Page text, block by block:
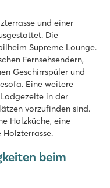
- Portoferraio
- Albinia
und einer
Die
Supreme Lounge.
Fernsehsendern,
Geschirrspüler und
Eine weitere
in der
vorzufinden sind.
Holzküche, eine
beim